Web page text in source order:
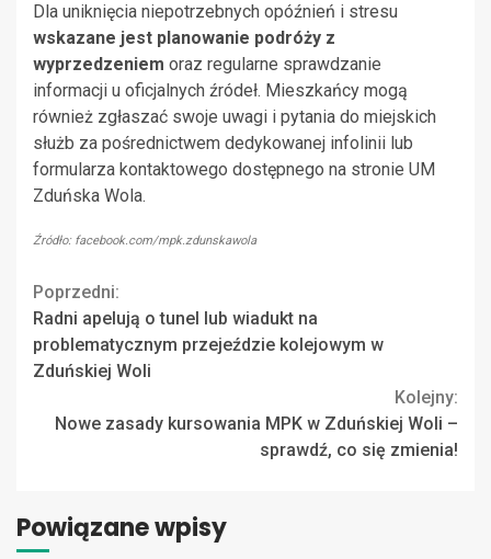
Dla uniknięcia niepotrzebnych opóźnień i stresu
wskazane jest planowanie podróży z
wyprzedzeniem oraz regularne sprawdzanie
informacji u oficjalnych źródeł. Mieszkańcy mogą
również zgłaszać swoje uwagi i pytania do miejskich
służb za pośrednictwem dedykowanej infolinii lub
formularza kontaktowego dostępnego na stronie UM
Zduńska Wola.
Źródło: facebook.com/mpk.zdunskawola
Continue
Reading
Poprzedni:
Radni apelują o tunel lub wiadukt na
problematycznym przejeździe kolejowym w
Zduńskiej Woli
Kolejny:
Nowe zasady kursowania MPK w Zduńskiej Woli –
sprawdź, co się zmienia!
Powiązane wpisy